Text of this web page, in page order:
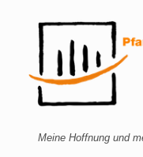
Meine Hoffnung und